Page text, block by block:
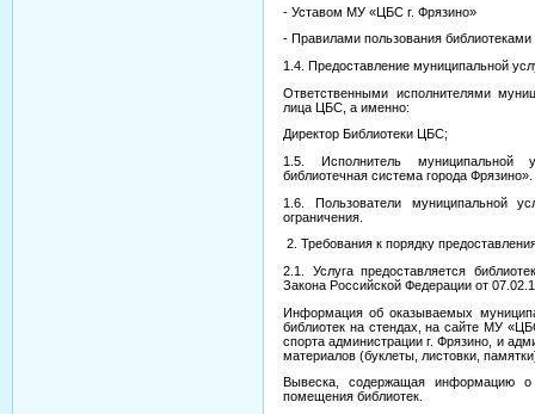
- Уставом МУ «ЦБС г. Фрязино»
- Правилами пользования
1.4. Предоставление муниципальной
Ответственными исполнителями
лица ЦБС, а именно:
Директор Библиотеки ЦБС;
1.5. Исполнитель муниципальной
библиотечная система города Фрязино».
1.6. Пользователи муниципальной
ограничения.
2. Требования к порядку
2.1. Услуга предоставляется
Закона Российской Федерации от
Информация об оказываемых
библиотек на стендах, на сайте МУ
спорта администрации г. Фрязино, и
материалов (буклеты, листовки,
Вывеска, содержащая информацию
помещения библиотек.